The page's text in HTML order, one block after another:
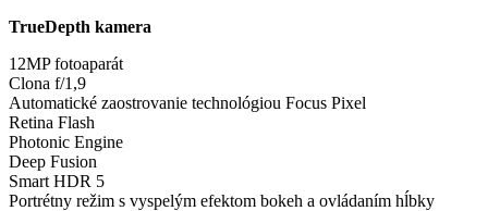
TrueDepth kamera
12MP fotoaparát
Clona f/1,9
Automatické zaostrovanie technológiou Focus Pixel
Retina Flash
Photonic Engine
Deep Fusion
Smart HDR 5
Portrétny režim s vyspelým efektom bokeh a ovládaním hĺbky